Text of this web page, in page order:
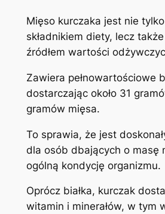
Mięso kurczaka jest nie
składnikiem diety, lecz
źródłem wartości
Zawiera pełnowartościowe
dostarczając około 31
gramów mięsa.
To sprawia, że jest
dla osób dbających o masę
ogólną kondycję organizmu.
Oprócz białka, kurczak
witamin i minerałów, w tym